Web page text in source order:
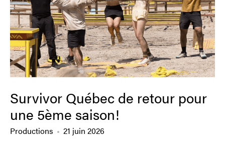
Survivor Québec de retour pour
une 5ème saison!
Productions 21 juin 2026